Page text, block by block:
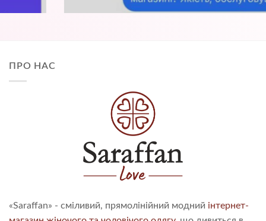
ПРО НАС
«Saraffan» - сміливий, прямолінійний модний інтернет-